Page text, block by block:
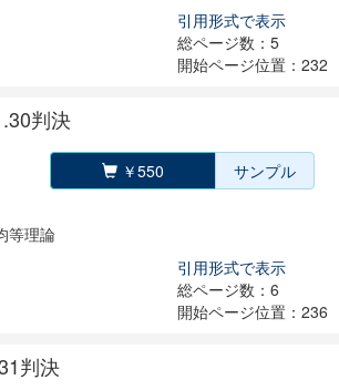
引用形式で表示
総ページ数：5
開始ページ位置：232
判決
￥550 サンプル
等理論
引用形式で表示
総ページ数：6
開始ページ位置：236
判決